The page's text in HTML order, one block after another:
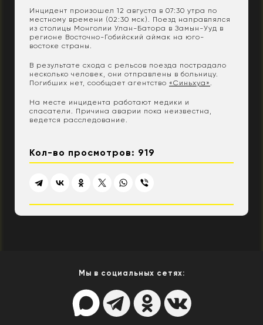
Инцидент произошел 12 августа в 07:30 утра по
местному времени (02:30 мск). Поезд направлялся
из столицы Монголии Улан-Батора в Замын-Ууд в
регионе Восточно-Гобийский аймак на юго-
востоке страны.
В результате схода с рельсов поезда пострадало
несколько человек, они отправлены в больницу.
Погибших нет, сообщает агентство «Синьхуа».
На месте инцидента работают медики и
спасатели. Причина аварии пока неизвестна,
ведется расследование.
Кол-во просмотров: 919
Мы в социальных сетях: